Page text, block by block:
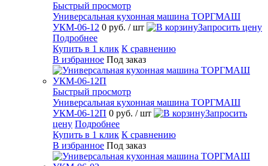
Быстрый просмотр
Универсальная кухонная машина ТОРГМАШ
УКМ-06-12 0 руб. / шт
Запросить цену
Подробнее
Купить в 1 клик К сравнению
В избранное Под заказ
Быстрый просмотр
Универсальная кухонная машина ТОРГМАШ
УКМ-06-12П 0 руб. / шт
Запросить
цену Подробнее
Купить в 1 клик К сравнению
В избранное Под заказ